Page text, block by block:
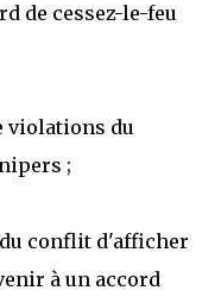
de cessez-le-feu
violations du
;
conflit d'afficher
à un accord